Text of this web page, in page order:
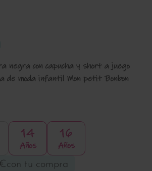
negra con capucha y short a juego
de moda infantil Mon petit Bonbon
14
Años
16
Años
con tu compra